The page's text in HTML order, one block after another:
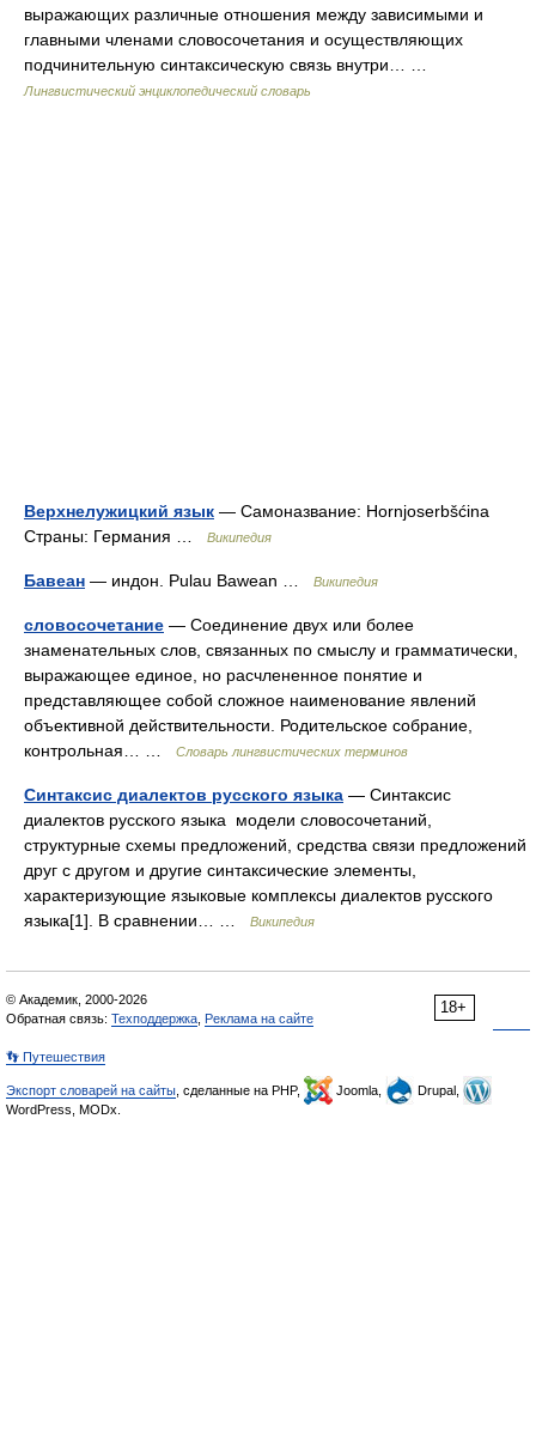
выражающих различные отношения между зависимыми и
главными членами словосочетания и осуществляющих
подчинительную синтаксическую связь внутри… …
Лингвистический энциклопедический словарь
Верхнелужицкий язык — Самоназвание: Hornjoserbšćina
Страны: Германия …
Википедия
Бавеан — индон. Pulau Bawean … Википедия
словосочетание — Соединение двух или более
знаменательных слов, связанных по смыслу и грамматически,
выражающее единое, но расчлененное понятие и
представляющее собой сложное наименование явлений
объективной действительности. Родительское собрание,
контрольная… …
Словарь лингвистических терминов
Синтаксис диалектов русского языка — Синтаксис
диалектов русского языка модели словосочетаний,
структурные схемы предложений, средства связи предложений
друг с другом и другие синтаксические элементы,
характеризующие языковые комплексы диалектов русского
языка[1]. В сравнении… …
Википедия
18+
© Академик, 2000-2026
Обратная связь: Техподдержка Реклама на сайте
👣 Путешествия
Экспорт словарей на сайты , сделанные на PHP, Joomla,
Drupal,
WordPress, MODx.